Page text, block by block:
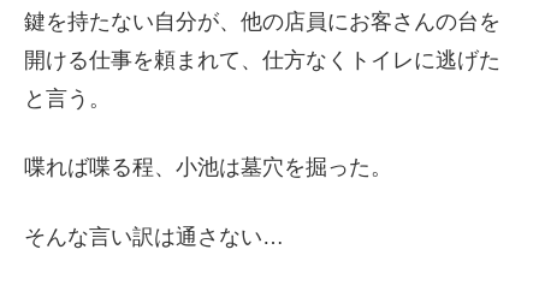
鍵を持たない自分が、他の店員にお客さんの台を
開ける仕事を頼まれて、仕方なくトイレに逃げた
と言う。
喋れば喋る程、小池は墓穴を掘った。
そんな言い訳は通さない…